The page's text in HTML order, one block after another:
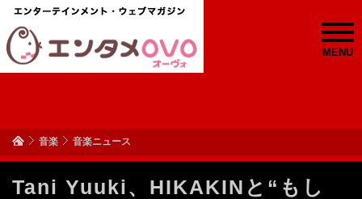
MENU
音楽 音楽ニュース
Tani Yuuki、HIKAKINと“もし